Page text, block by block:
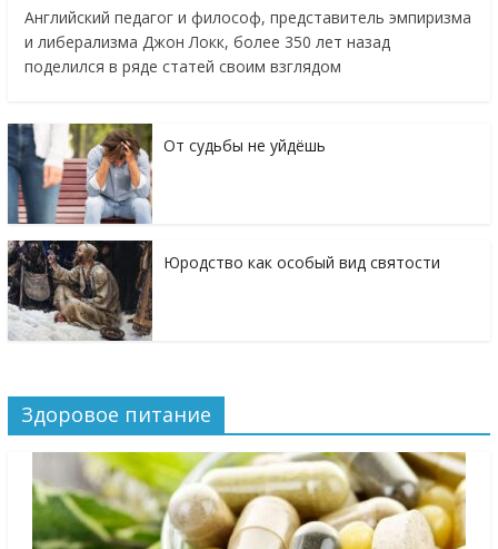
Английский педагог и философ, представитель эмпиризма
и либерализма Джон Локк, более 350 лет назад
поделился в ряде статей своим взглядом
От судьбы не уйдёшь
Юродство как особый вид святости
Здоровое питание